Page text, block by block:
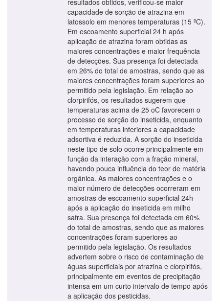
capacidade de sorção de atrazina em
latossolo em menores temperaturas (15 ºC).
Em escoamento superficial 24 h após
aplicação de atrazina foram obtidas as
maiores concentrações e maior frequência
de detecções. Sua presença foi detectada
em 26% do total de amostras, sendo que as
maiores concentrações foram superiores ao
permitido pela legislação. Em relação ao
clorpirifós, os resultados sugerem que
temperaturas acima de 25 oC favorecem o
processo de sorção do inseticida, enquanto
em temperaturas inferiores a capacidade
adsortiva é reduzida. A sorção do inseticida
neste tipo de solo ocorre principalmente em
função da interação com a fração mineral,
havendo pouca influência do teor de matéria
orgânica. As maiores concentrações e o
maior número de detecções ocorreram em
amostras de escoamento superficial 24h
após a aplicação do inseticida em milho
safra. Sua presença foi detectada em 60%
do total de amostras, sendo que as maiores
concentrações foram superiores ao
permitido pela legislação. Os resultados
advertem sobre o risco de contaminação de
águas superficiais por atrazina e clorpirifós,
principalmente em eventos de precipitação
intensa em um curto intervalo de tempo após
a aplicação dos pesticidas.